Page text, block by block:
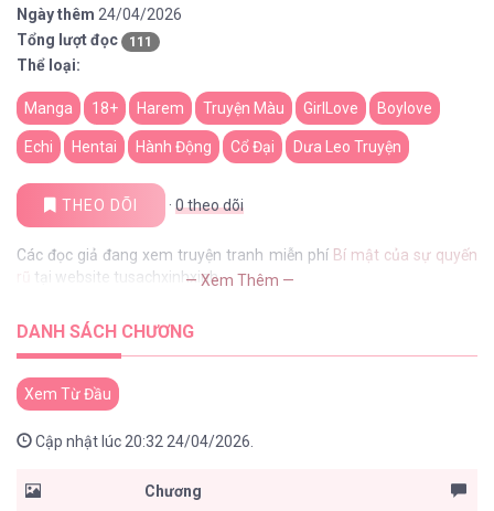
Ngày thêm 24/04/2026
Tổng lượt đọc
111
Thể loại:
Manga 18+ Harem Truyện Màu GirlLove Boylove
Echi Hentai Hành Động Cổ Đại Dưa Leo Truyện
THEO DÕI · 0theo dõi
Các đọc giả đang xem truyện tranh miễn phí Bí mật của sự quyến
tại website tusachxinhxinh— Xem Thêm —
DANH SÁCH CHƯƠNG
Xem Từ Đầu
Cập nhật lúc 20:32 24/04/2026.
Chương